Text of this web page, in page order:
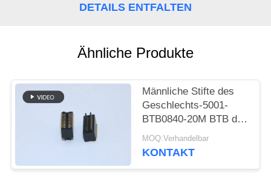
PRIVACY
POLICY
DETAILS ENTFALTEN
Ähnliche Produkte
Männliche Stifte des
Geschlechts-5001-
BTB0840-20M BTB des
Verbindungsstück-
0.8mm der Neigungs-
MOQ:Verhandelbar
KONTAKT